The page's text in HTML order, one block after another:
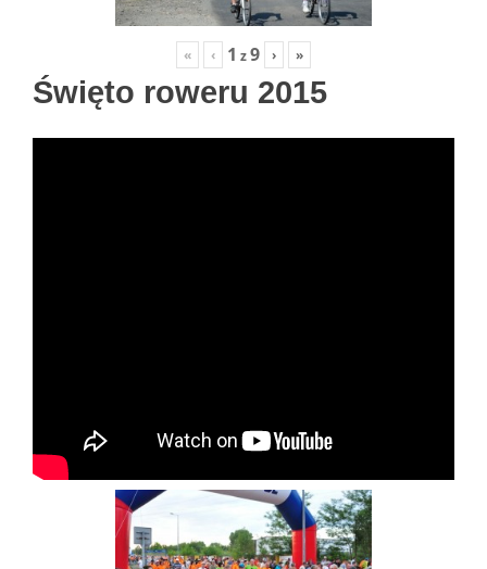
« ‹ 1 z9 › »
Święto roweru 2015